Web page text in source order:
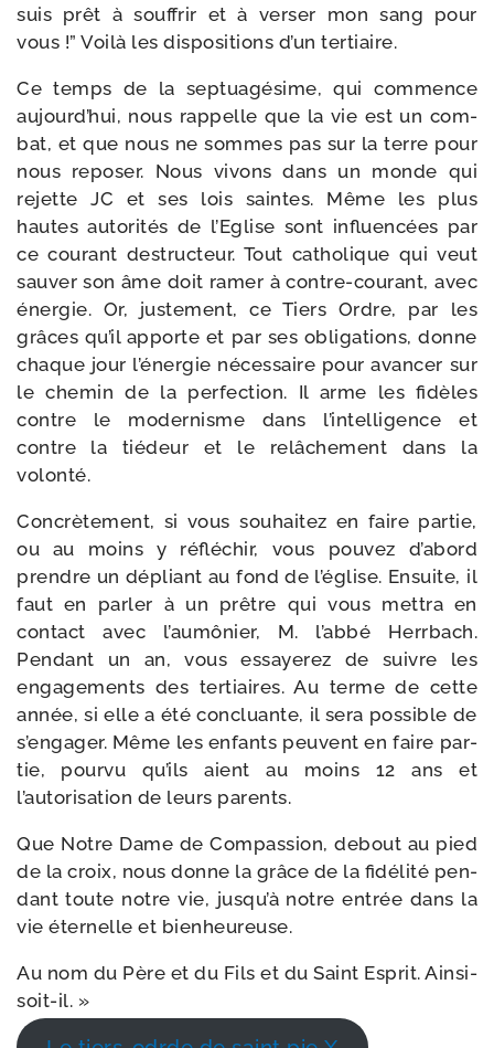
suis prêt à souf­frir et à ver­ser mon sang pour
vous !” Voilà les dis­po­si­tions d’un tertiaire.
Ce temps de la sep­tua­gé­sime, qui com­mence
aujourd’hui, nous rap­pelle que la vie est un com­
bat, et que nous ne sommes pas sur la terre pour
nous repo­ser. Nous vivons dans un monde qui
rejette JC et ses lois saintes. Même les plus
hautes auto­ri­tés de l’Eglise sont influen­cées par
ce cou­rant des­truc­teur. Tout catho­lique qui veut
sau­ver son âme doit ramer à contre-​courant, avec
éner­gie. Or, jus­te­ment, ce Tiers Ordre, par les
grâces qu’il apporte et par ses obli­ga­tions, donne
chaque jour l’énergie néces­saire pour avan­cer sur
le che­min de la per­fec­tion. Il arme les fidèles
contre le moder­nisme dans l’intelligence et
contre la tié­deur et le relâ­che­ment dans la
volonté.
Concrètement, si vous sou­hai­tez en faire par­tie,
ou au moins y réflé­chir, vous pou­vez d’abord
prendre un dépliant au fond de l’église. Ensuite, il
faut en par­ler à un prêtre qui vous met­tra en
contact avec l’aumônier, M. l’abbé Herrbach.
Pendant un an, vous essaye­rez de suivre les
enga­ge­ments des ter­tiaires. Au terme de cette
année, si elle a été concluante, il sera pos­sible de
s’engager. Même les enfants peuvent en faire par­
tie, pour­vu qu’ils aient au moins 12 ans et
l’autorisation de leurs parents.
Que Notre Dame de Compassion, debout au pied
de la croix, nous donne la grâce de la fidé­li­té pen­
dant toute notre vie, jusqu’à notre entrée dans la
vie éter­nelle et bienheureuse.
Au nom du Père et du Fils et du Saint Esprit. Ainsi-
soit-il. »